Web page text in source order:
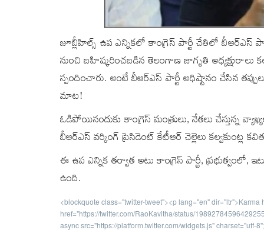
జూబ్లీహిల్స్‌ ఉప ఎన్నికలో కాంగ్రెస్‌ పార్టీ చేతిలో బీఆర్ఎస్‌
నుంచి బహిష్కరించబడిన తెలంగాణ జాగృతి అధ్యక్షురాలు
స్పందించారు. అంటే బీఆర్ఎస్‌ పార్టీ అధిష్టానం చేసిన
మాట!
ఓడిపోయినందుకు కాంగ్రెస్‌ మంత్రులు, నేతలు చేస్తున్న
బీఆర్ఎస్‌ వర్కింగ్ ప్రెసిడెంట్‌ కేటీఆర్‌ చెల్లెలు
ఈ ఉప ఎన్నిక తర్వాత అటు కాంగ్రెస్‌ పార్టీ, ప్రభుత్వంలో,
ఉంది.
<blockquote class="twitter-tweet"><p lang="en"
href="https://twitter.com/RaoKavitha/status/
async src="https://platform.twitter.com/widgets.js" charset="utf-